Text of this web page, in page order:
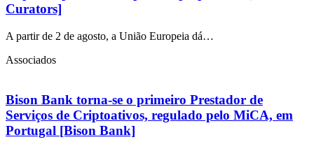
Curators]
A partir de 2 de agosto, a União Europeia dá…
Associados
Bison Bank torna-se o primeiro Prestador de
Serviços de Criptoativos, regulado pelo MiCA, em
Portugal [Bison Bank]